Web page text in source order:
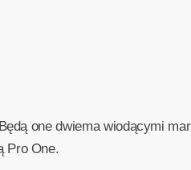
one dwiema wiodącymi
Pro One.